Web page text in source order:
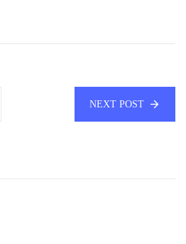
NEXT POST